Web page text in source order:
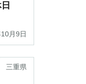
月9日
三重県